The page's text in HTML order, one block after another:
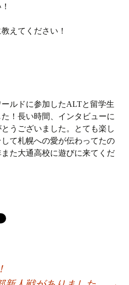
えてください！
ルドに参加したALTと留学生
！長い時間、インタビューに
うございました。とても楽し
て札幌への愛が伝わってたの
た大通高校に遊びに来てくだ